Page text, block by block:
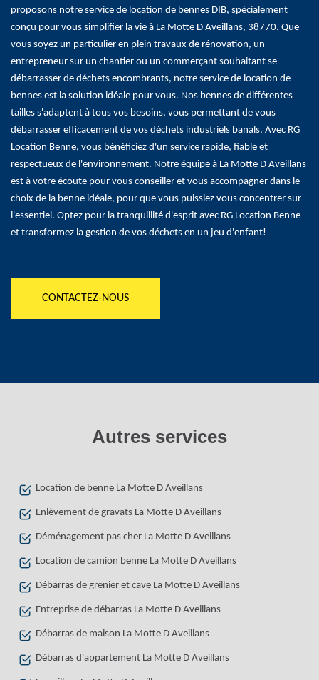
proposons notre service de location de bennes DIB, spécialement
conçu pour vous simplifier la vie à La Motte D Aveillans, 38770. Que
vous soyez un particulier en plein travaux de rénovation, un
entrepreneur sur un chantier ou un commerçant souhaitant se
débarrasser de déchets encombrants, notre service de location de
bennes est la solution idéale pour vous. Nos bennes de différentes
tailles s'adaptent à tous vos besoins, vous permettant de vous
débarrasser efficacement de vos déchets industriels banals. Avec RG
Location Benne, vous bénéficiez d'un service rapide, fiable et
respectueux de l'environnement. Notre équipe à La Motte D Aveillans
est à votre écoute pour vous conseiller et vous accompagner dans le
choix de la benne idéale, pour que vous puissiez vous concentrer sur
l'essentiel. Optez pour la tranquillité d'esprit avec RG Location Benne
et transformez la gestion de vos déchets en un jeu d'enfant!
CONTACTEZ-NOUS
Autres services
Location de benne La Motte D Aveillans
Enlèvement de gravats La Motte D Aveillans
Déménagement pas cher La Motte D Aveillans
Location de camion benne La Motte D Aveillans
Débarras de grenier et cave La Motte D Aveillans
Entreprise de débarras La Motte D Aveillans
Débarras de maison La Motte D Aveillans
Débarras d'appartement La Motte D Aveillans